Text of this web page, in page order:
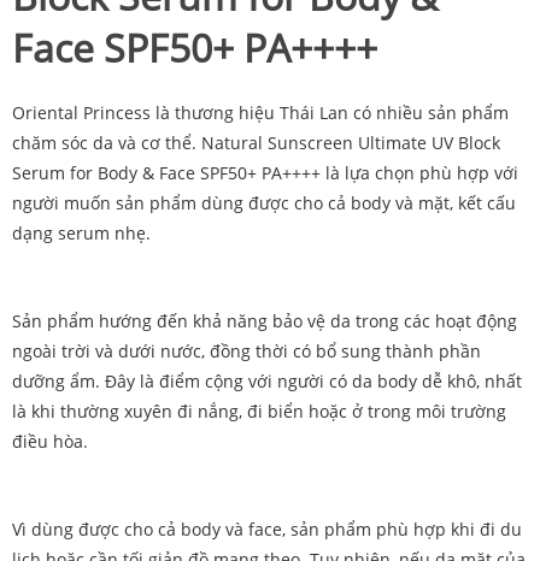
Face SPF50+ PA++++
Oriental Princess là thương hiệu Thái Lan có nhiều sản phẩm
chăm sóc da và cơ thể. Natural Sunscreen Ultimate UV Block
Serum for Body & Face SPF50+ PA++++ là lựa chọn phù hợp với
người muốn sản phẩm dùng được cho cả body và mặt, kết cấu
dạng serum nhẹ.
Sản phẩm hướng đến khả năng bảo vệ da trong các hoạt động
ngoài trời và dưới nước, đồng thời có bổ sung thành phần
dưỡng ẩm. Đây là điểm cộng với người có da body dễ khô, nhất
là khi thường xuyên đi nắng, đi biển hoặc ở trong môi trường
điều hòa.
Vì dùng được cho cả body và face, sản phẩm phù hợp khi đi du